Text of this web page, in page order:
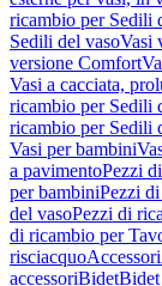
ricambio per Sedili
Sedili del vasoVasi
versione Comfort
Vasi a cacciata,
ricambio per Sedili
ricambio per Sedili
Vasi per bambini
a pavimentoPezzi
per bambiniPezzi
del vasoPezzi di
di ricambio per
risciacquoAccessori
accessoriBidetBidet